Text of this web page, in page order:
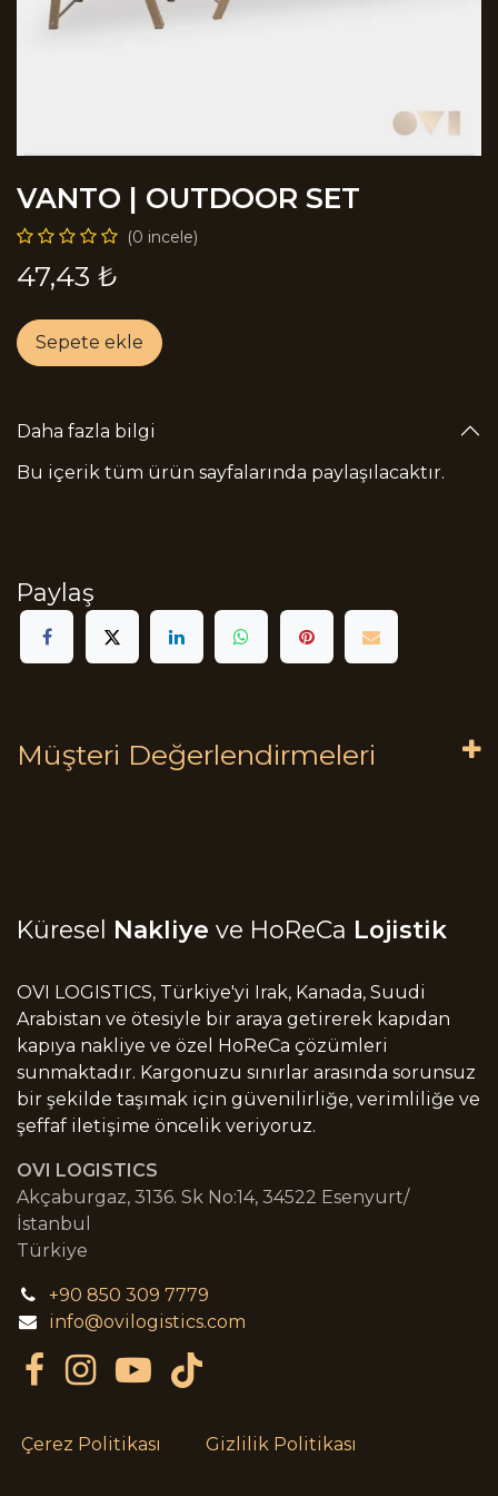
VANTO | OUTDOOR SET
(0 incele)
47,43 ₺
Sepete ekle
Daha fazla bilgi
Bu içerik tüm ürün sayfalarında paylaşılacaktır.
Paylaş
Müşteri Değerlendirmeleri
Küresel Nakliye ve HoReCa Lojistik
OVI LOGISTICS, Türkiye'yi Irak, Kanada, Suudi
Arabistan ve ötesiyle bir araya getirerek kapıdan
kapıya nakliye ve özel HoReCa çözümleri
sunmaktadır. Kargonuzu sınırlar arasında sorunsuz
bir şekilde taşımak için güvenilirliğe, verimliliğe ve
şeffaf iletişime öncelik veriyoruz.
OVI LOGISTICS
Akçaburgaz, 3136. Sk No:14, 34522 Esenyurt/
İstanbul
Türkiye
+90 850 309 7779
info@ovilogistics.com
Çerez Politikası Gizlilik Politikası